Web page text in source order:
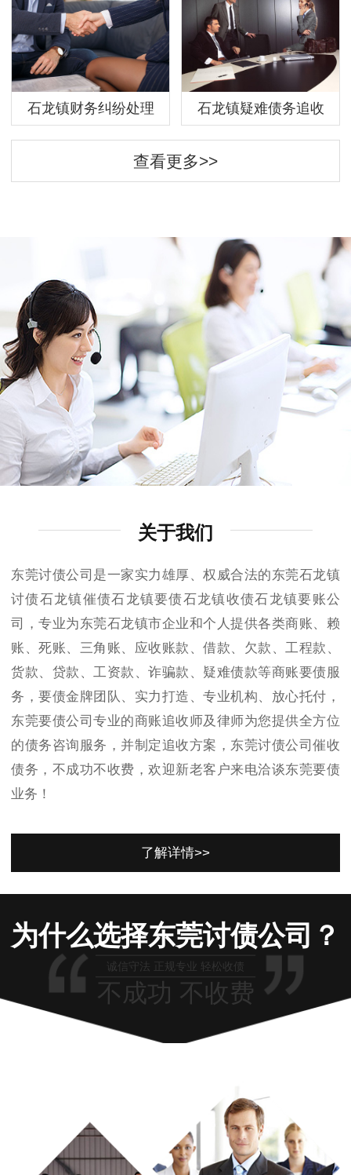
石龙镇财务纠纷处理 石龙镇疑难债务追收
查看更多>>
关于我们
东莞讨债公司是一家实力雄厚、权威合法的东莞石龙镇
讨债石龙镇催债石龙镇要债石龙镇收债石龙镇要账公
司，专业为东莞石龙镇市企业和个人提供各类商账、赖
账、死账、三角账、应收账款、借款、欠款、工程款、
货款、贷款、工资款、诈骗款、疑难债款等商账要债服
务，要债金牌团队、实力打造、专业机构、放心托付，
东莞要债公司专业的商账追收师及律师为您提供全方位
的债务咨询服务，并制定追收方案，东莞讨债公司催收
债务，不成功不收费，欢迎新老客户来电洽谈东莞要债
业务！
了解详情>>
为什么选择东莞讨债公司？
诚信守法 正规专业 轻松收债
不成功 不收费